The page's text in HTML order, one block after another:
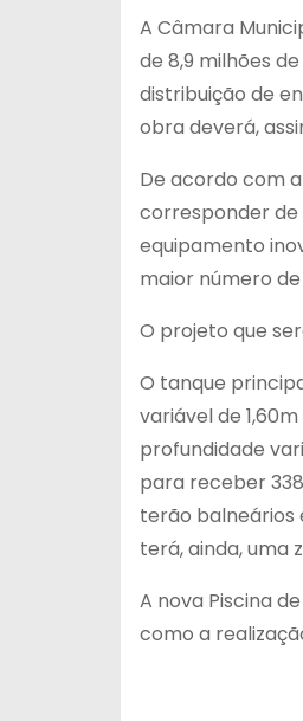
A Câmara
de 8,9 milhões
distribuição de
obra deverá,
De acordo com
corresponder de
equipamento
maior número de
O projeto que
O tanque
variável de
profundidade
para receber
terão balneários
terá, ainda, uma
A nova Piscina
como a